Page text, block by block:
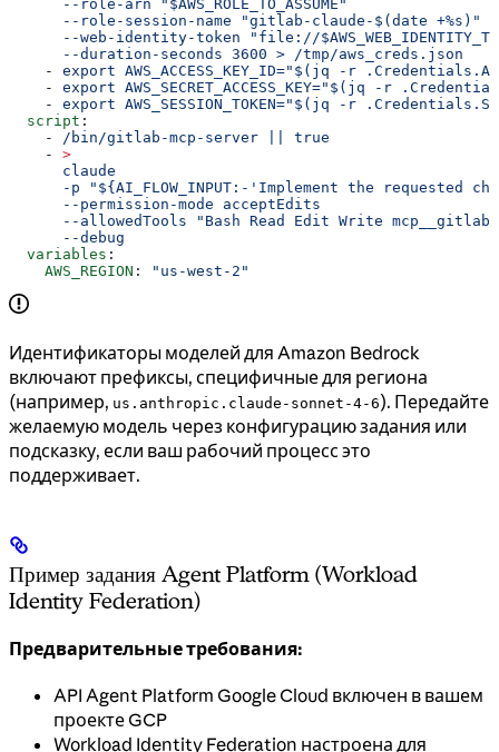
      --role-arn "$AWS_ROLE_TO_ASSUME"
      --role-session-name "gitlab-claude-$(date +%s)"
--web-identity-token "file://
      --duration-seconds 3600 > /tmp/aws_creds.json
    -
export AWS_ACCESS_KEY_ID="$(jq -r
    -
export AWS_SECRET_ACCESS_KEY="$(jq -r
    -
export AWS_SESSION_TOKEN="$(jq -r
  script
:
    -
/bin/gitlab-mcp-server || true
    -
>
      claude
-p "${AI_FLOW_INPUT:-'Implement the requested
      --permission-mode acceptEdits
      --allowedTools "Bash Read Edit Write mcp__gitlab"
      --debug
  variables
:
    AWS_REGION
: "us-west-2"
Идентификаторы моделей для Amazon Bedrock
включают префиксы, специфичные для региона
(например, us.anthropic.claude-sonnet-4-6). Передайте
желаемую модель через конфигурацию задания или
подсказку, если ваш рабочий процесс это
поддерживает.
Пример задания Agent Platform (Workload
Identity Federation)
Предварительные требования:
API Agent Platform Google Cloud включен в вашем
проекте GCP
Workload Identity Federation настроена для